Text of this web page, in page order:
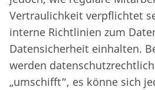
Vertraulichkeit verpflichtet
interne Richtlinien zum
Datensicherheit einhalten.
werden
„umschifft“, es könne sich